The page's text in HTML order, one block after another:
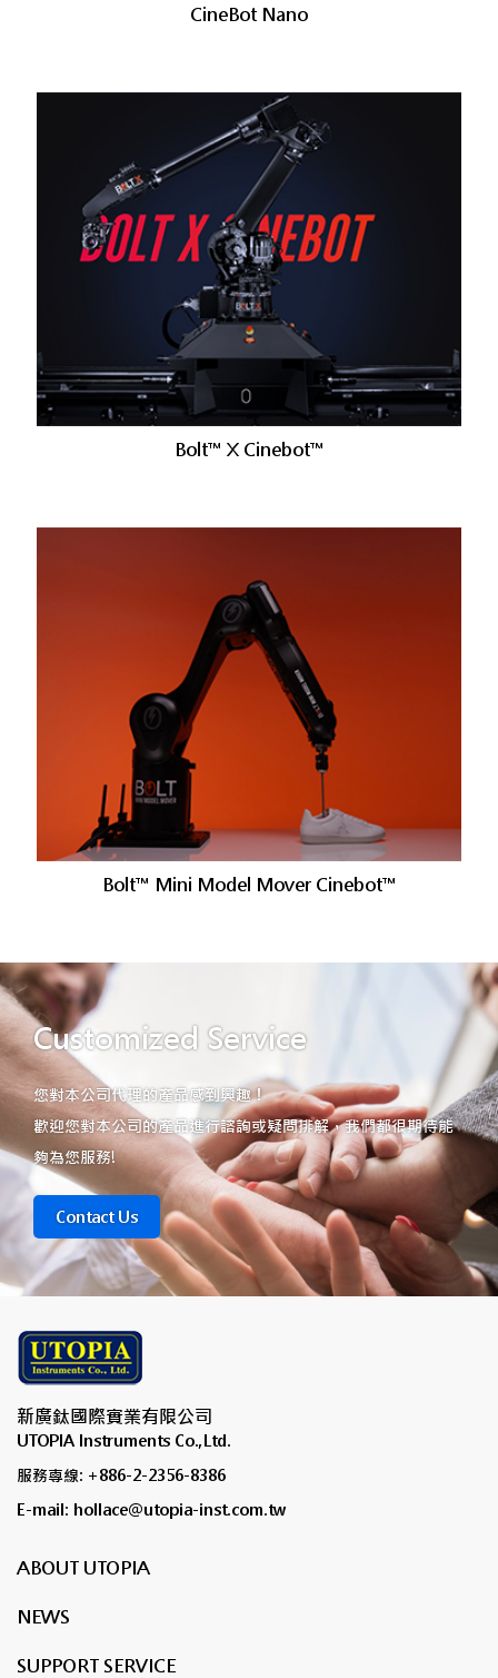
CineBot Nano
Bolt™ X Cinebot™
Bolt™ Mini Model Mover Cinebot™
Customized Service
您對本公司代理的產品感到興趣！
歡迎您對本公司的產品進行諮詢或疑問排解，我們都很期待能
夠為您服務!
Contact Us
新廣鈦國際實業有限公司
UTOPIA Instruments Co.,Ltd.
服務專線: +886-2-2356-8386
E-mail: hollace@utopia-inst.com.tw
ABOUT UTOPIA
NEWS
SUPPORT SERVICE